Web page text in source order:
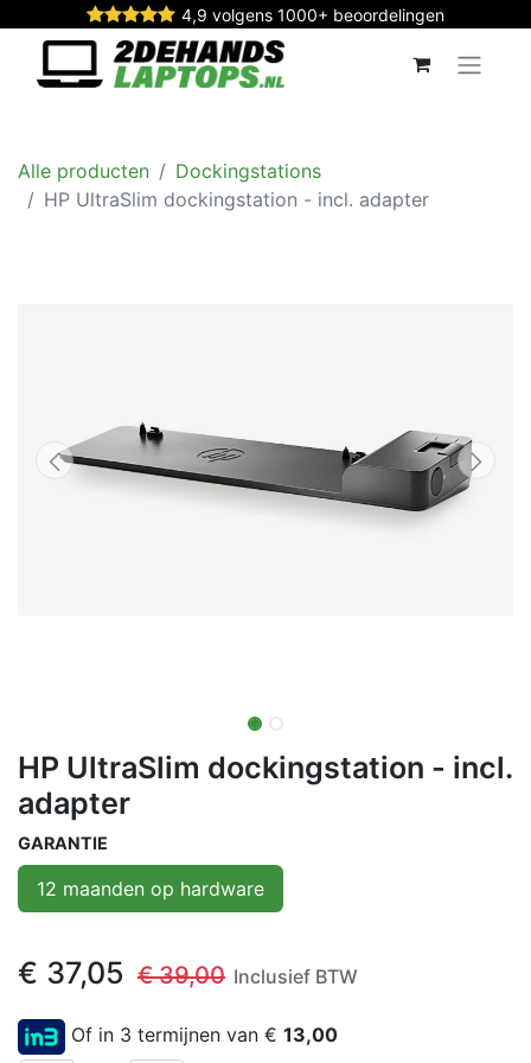
4,9 volgens 1000+ beoordelingen
Alle producten
Dockingstations
HP UltraSlim dockingstation - incl. adapter
HP UltraSlim dockingstation - incl.
adapter
GARANTIE
12 maanden op hardware
€ 37,05 €39,00 Inclusief BTW
Of in 3 termijnen van € 13,00